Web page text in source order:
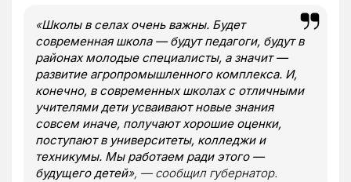
«Школы в селах очень важны. Будет
современная школа — будут педагоги, будут в
районах молодые специалисты, а значит —
развитие агропромышленного комплекса. И,
конечно, в современных школах с отличными
учителями дети усваивают новые знания
совсем иначе, получают хорошие оценки,
поступают в университеты, колледжи и
техникумы. Мы работаем ради этого —
будущего детей», — сообщил губернатор.